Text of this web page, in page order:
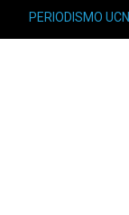
PERIODISMO UCN